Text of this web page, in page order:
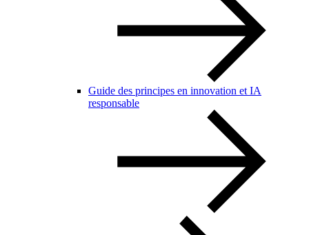
Guide des principes en innovation et IA
responsable